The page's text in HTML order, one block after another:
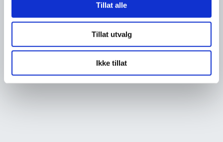
Tillat alle
Tillat utvalg
Ikke tillat